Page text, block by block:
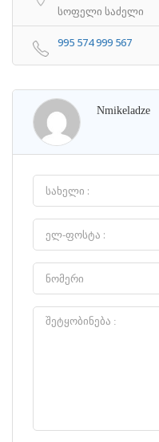
სოფელი საძელი
995 574 999 567
Nmikeladze